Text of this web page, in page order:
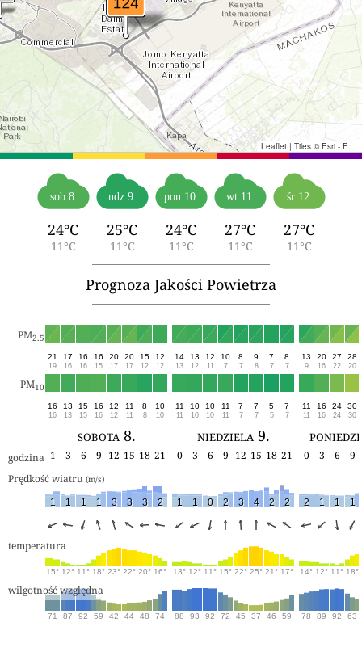
Leaflet | Tiles © Esri - Esri, DeLorme, NAVTEQ, TomTom, Intermap, iPC, USGS, FAO, NPS, NRCAN, GeoBase, Kadaster NL, Ordnance Survey, Esri Japan, METI, Esri China (Hong Kong), and the GIS User Community
sob 8.
24°C
11°C
ndz 9.
25°C
11°C
pon 10.
24°C
11°C
wt 11.
27°C
11°C
śr 12.
27°C
11°C
Prognoza Jakości Powietrza
PM2.5
21
19
17
16
16
16
16
15
20
17
20
17
15
12
12
12
14
13
13
12
12
11
10
7
8
7
9
8
7
7
8
7
13
9
20
16
27
22
28
20
PM10
16
16
13
13
15
15
16
16
12
12
11
11
8
8
10
10
11
11
10
10
10
10
11
11
7
7
7
7
5
5
7
7
11
11
16
16
24
24
30
30
sobota 8. niedziela 9.
godzina 1 3 6 9 12 15 18 21 0 3 6 9 12 15 18 21 0 3 6
9
Prędkość wiatru (m/s)
1 1 1 1 3 3 3 2 1 1 0 2 3 4 2 2 2 1 1 1
temperatura
15° 12° 11° 18° 23° 22° 20° 16° 13° 12° 11° 15° 22° 25° 21° 17° 14° 12° 11° 18°
wilgotność względna
71 87 92 59 42 44 48 74 88 93 92 72 45 37 46 59 78 89 92 63